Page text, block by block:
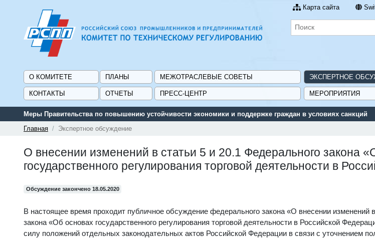
Карта сайта
О КОМИТЕТЕ ПЛАНЫ МЕЖОТРАСЛЕВЫЕ СОВЕТЫ ЭКСПЕРТНОЕ
КОНТАКТЫ ОТЧЕТЫ ПРЕСС-ЦЕНТР МЕРОПРИЯТИЯ
Меры Правительства по повышению устойчивости экономики и поддержке граждан в условиях санкций
Главная
Экспертное обсуждение
О внесении изменений в статьи 5 и 20.1 Федерального закона
государственного регулирования торговой деятельности в
Обсуждение закончено 18.05.2020
В настоящее время проходит публичное обсуждение федерального закона «О внесении изменений
закона «Об основах государственного регулирования торговой деятельности в Российской
силу положений отдельных законодательных актов Российской Федерации в связи с уточнением